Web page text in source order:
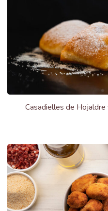
Casadielles de Hojaldre